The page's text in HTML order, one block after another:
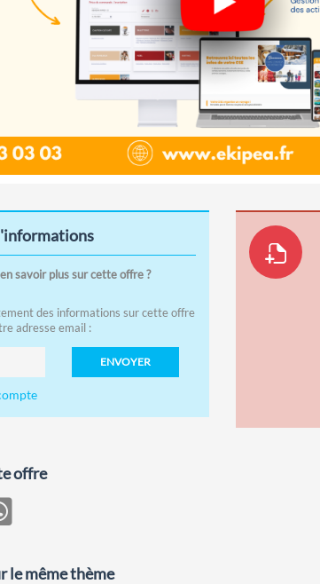
savoir plus sur cette offre ?
des informations sur cette offre
adresse email :
ENVOYER
offre
le même thème